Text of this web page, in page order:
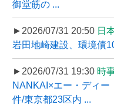
御堂筋の ...
►2026/07/31 20:50 日
岩田地崎建設、環境債
►2026/07/31 19:30 時
NANKAI×エー・ディー
件/東京都23区内 ...